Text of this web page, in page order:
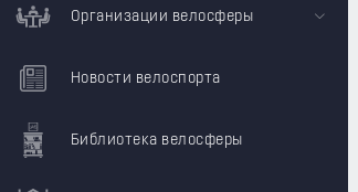
Организации велосферы
Новости велоспорта
Библиотека велосферы